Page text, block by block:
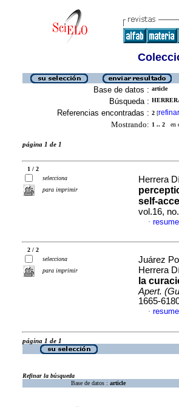
Base de datos : article
Búsqueda :
Referencias encontradas : 2 [refinar
Mostrando: 1 .. 2 en
página 1 de 1
1 / 2
selecciona
para imprimir
Herrera
self-
vol.16,
·
2 / 2
selecciona
para imprimir
Juárez
Herrera
la
Apert.
1665-
·
página 1 de 1
Refinar la búsqueda
Base de datos : article